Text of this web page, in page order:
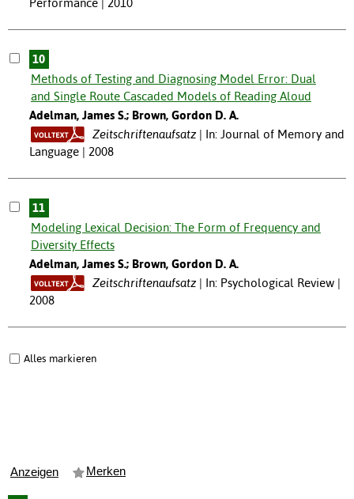
Performance | 2010
10
Methods of Testing and Diagnosing Model Error: Dual
and Single Route Cascaded Models of Reading Aloud
Adelman, James S.; Brown, Gordon D. A.
Zeitschriftenaufsatz
In: Journal of Memory and
Language | 2008
11
Modeling Lexical Decision: The Form of Frequency and
Diversity Effects
Adelman, James S.; Brown, Gordon D. A.
Zeitschriftenaufsatz
In: Psychological Review |
2008
Alles markieren
Anzeigen Merken